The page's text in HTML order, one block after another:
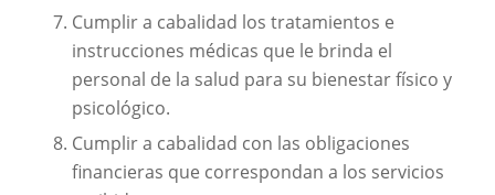
Cumplir a cabalidad los tratamientos e
instrucciones médicas que le brinda el
personal de la salud para su bienestar físico y
psicológico.
Cumplir a cabalidad con las obligaciones
financieras que correspondan a los servicios